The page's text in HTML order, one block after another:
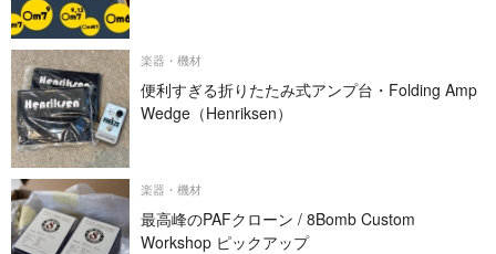
楽器・機材
便利すぎる折りたたみ式アンプ台・Folding Amp
Wedge（Henriksen）
楽器・機材
最高峰のPAFクローン / 8Bomb Custom
Workshop ピックアップ